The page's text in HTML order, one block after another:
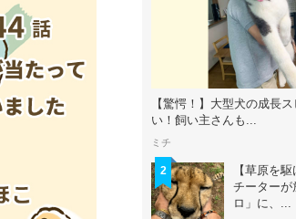
【驚愕！】大型犬の成長
い！飼い主さんも...
ミチ
2
【草原を
チーターが
ロ」に、...